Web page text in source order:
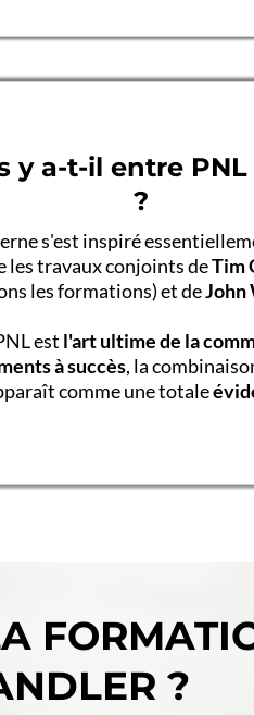
y a-t-il entre
?
s'est inspiré
les travaux conjoints deTim
les formations) et deJohn
est l'art ultime de la
à succès, la
comme une totale
?